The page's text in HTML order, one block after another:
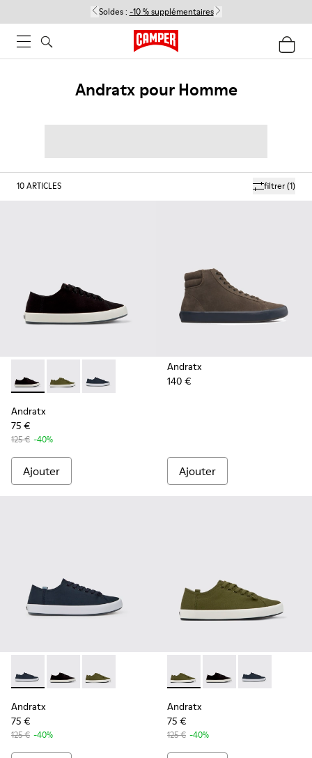
Soldes : -10 % supplémentaires
Andratx pour Homme
filtrer(1)
10ARTICLES
Andratx - K100158-021 - Baskets en textile noires Pour
Andratx - K100158-020 - Baskets en textile vert
Andratx - K100158-011 - Blue
Andratx
75 €
125 € -40%
Ajouter
Andratx
140 €
Ajouter
Andratx - K100158-011 - Blue
Andratx - K100158-021 - Baskets en textile noires
Andratx - K100158-020 - Baskets en textile
Andratx
75 €
125 € -40%
Andratx - K100158-020 -
Andratx - K100158-
Andratx -
Andratx
75 €
125 € -40%